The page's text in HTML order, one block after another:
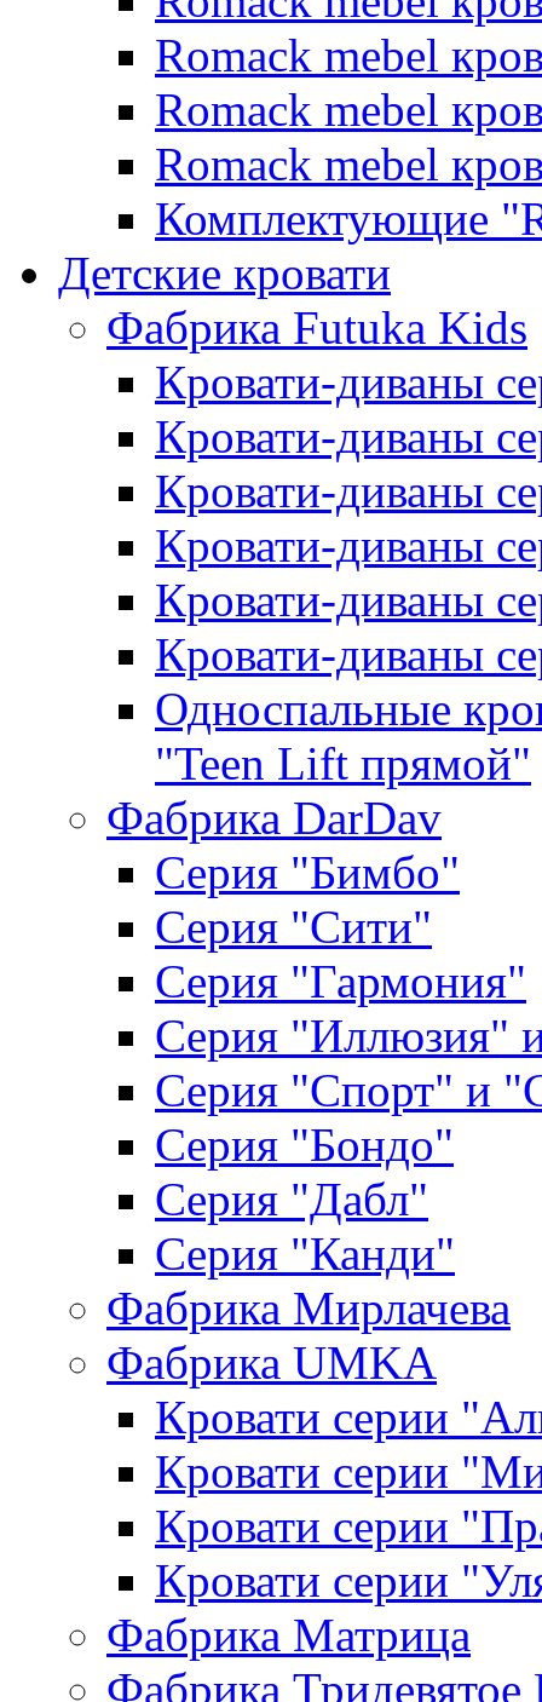
Romack mebel
Romack mebel
Romack mebel
Комплектующие
Детские кровати
Фабрика Futuka Kids
Кровати-диваны
Кровати-диваны
Кровати-диваны
Кровати-диваны
Кровати-диваны
Кровати-диваны
Односпальные
"Teen Lift прямой"
Фабрика DarDav
Серия "Бимбо"
Серия "Сити"
Серия "Гармония"
Серия "Иллюзия"
Серия "Спорт" и
Серия "Бондо"
Серия "Дабл"
Серия "Канди"
Фабрика Мирлачева
Фабрика UMKA
Кровати серии
Кровати серии
Кровати серии
Кровати серии
Фабрика Матрица
Фабрика Тридевятое